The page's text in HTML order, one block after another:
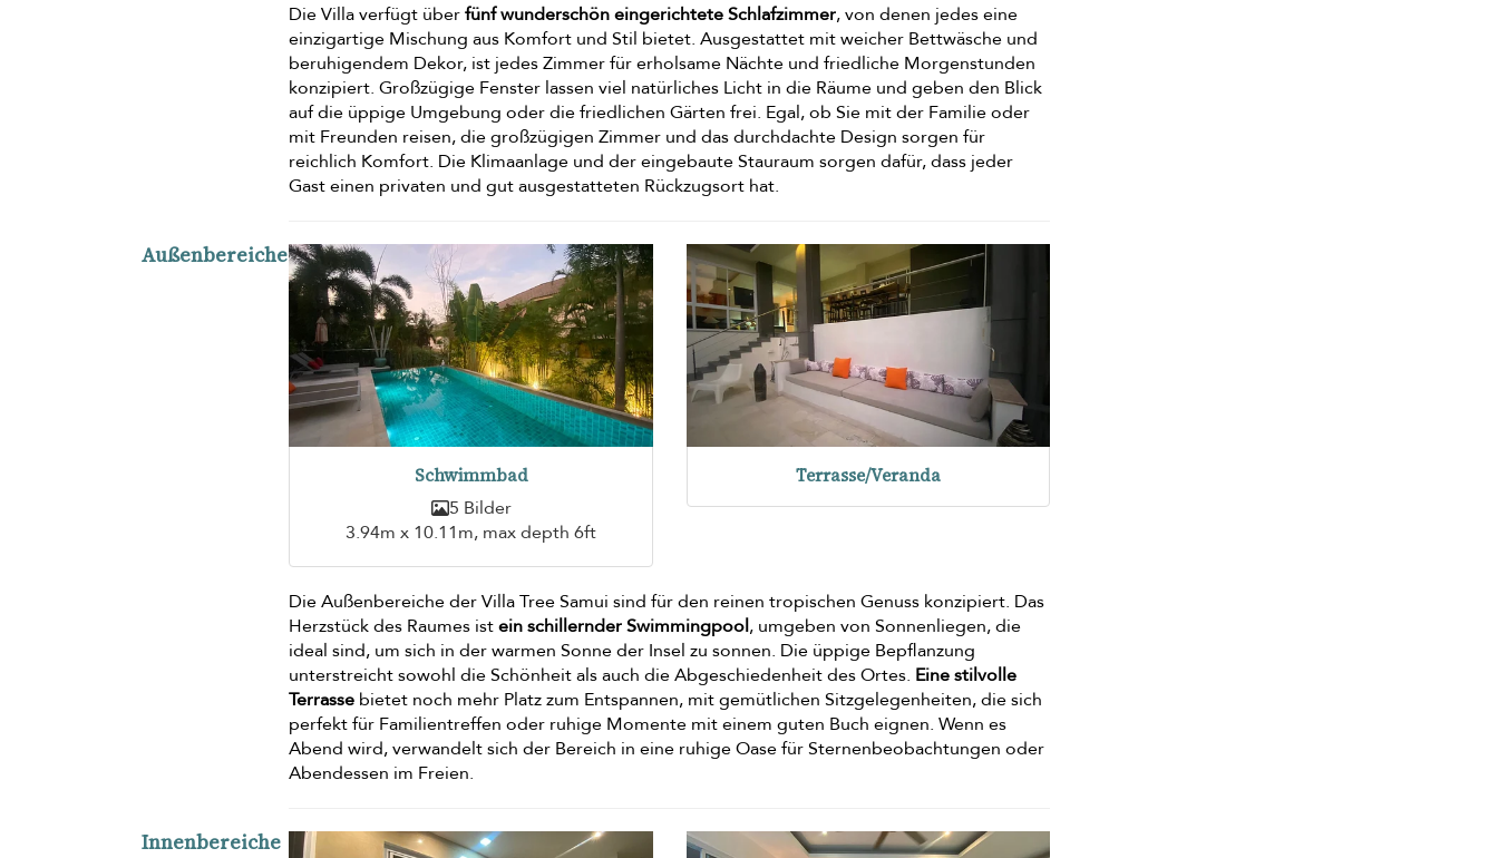
Die Villa verfügt überfünf wunderschön eingerichtete Schlafzimmer, von denen jedes eine
einzigartige Mischung aus Komfort und Stil bietet. Ausgestattet mit weicher Bettwäsche und
beruhigendem Dekor, ist jedes Zimmer für erholsame Nächte und friedliche Morgenstunden
konzipiert. Großzügige Fenster lassen viel natürliches Licht in die Räume und geben den Blick
auf die üppige Umgebung oder die friedlichen Gärten frei. Egal, ob Sie mit der Familie oder
mit Freunden reisen, die großzügigen Zimmer und das durchdachte Design sorgen für
reichlich Komfort. Die Klimaanlage und der eingebaute Stauraum sorgen dafür, dass jeder
Gast einen privaten und gut ausgestatteten Rückzugsort hat.
Außenbereiche
Schwimmbad
5 Bilder
3.94m x 10.11m, max depth 6ft
Terrasse/Veranda
Die Außenbereiche der Villa Tree Samui sind für den reinen tropischen Genuss konzipiert. Das
Herzstück des Raumes istein schillernder Swimmingpool, umgeben von Sonnenliegen, die
ideal sind, um sich in der warmen Sonne der Insel zu sonnen. Die üppige Bepflanzung
unterstreicht sowohl die Schönheit als auch die Abgeschiedenheit des Ortes. Eine stilvolle
Terrasse bietet noch mehr Platz zum Entspannen, mit gemütlichen Sitzgelegenheiten, die sich
perfekt für Familientreffen oder ruhige Momente mit einem guten Buch eignen. Wenn es
Abend wird, verwandelt sich der Bereich in eine ruhige Oase für Sternenbeobachtungen oder
Abendessen im Freien.
Innenbereiche